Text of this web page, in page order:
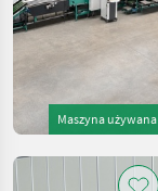
Maszyna używana